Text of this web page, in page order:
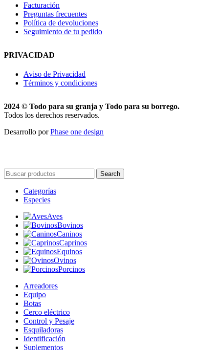
Facturación
Preguntas frecuentes
Política de devoluciones
Seguimiento de tu pedido
PRIVACIDAD
Aviso de Privacidad
Términos y condiciones
2024 © Todo para su granja y Todo para su borrego.
Todos los derechos reservados.
Desarrollo porPhase one design
Search
Categorías
Especies
Aves
Bovinos
Caninos
Caprinos
Equinos
Ovinos
Porcinos
Arreadores
Equipo
Botas
Cerco eléctrico
Control y Pesaje
Esquiladoras
Identificación
Suplementos